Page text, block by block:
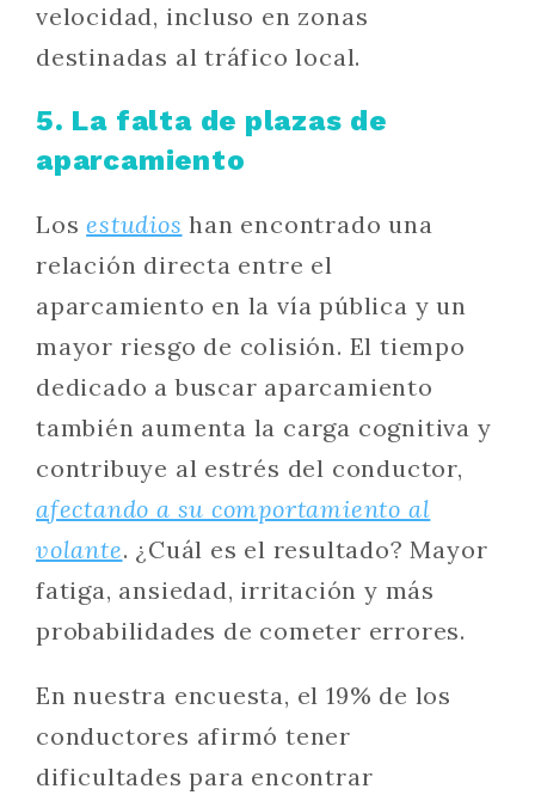
velocidad, incluso en zonas
destinadas al tráfico local.
5. La falta de plazas de
aparcamiento
Losestudios han encontrado una
relación directa entre el
aparcamiento en la vía pública y un
mayor riesgo de colisión. El tiempo
dedicado a buscar aparcamiento
también aumenta la carga cognitiva y
contribuye al estrés del conductor,
afectando a su comportamiento al
volante. ¿Cuál es el resultado? Mayor
fatiga, ansiedad, irritación y más
probabilidades de cometer errores.
En nuestra encuesta, el 19% de los
conductores afirmó tener
dificultades para encontrar